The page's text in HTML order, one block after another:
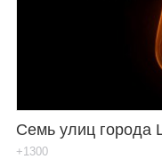
Семь улиц города
+1300